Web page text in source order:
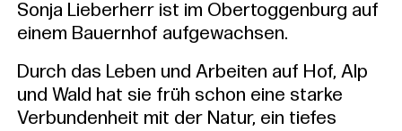
Sonja Lieberherr ist im Obertoggenburg auf
einem Bauernhof aufgewachsen.
Durch das Leben und Arbeiten auf Hof, Alp
und Wald hat sie früh schon eine starke
Verbundenheit mit der Natur, ein tiefes